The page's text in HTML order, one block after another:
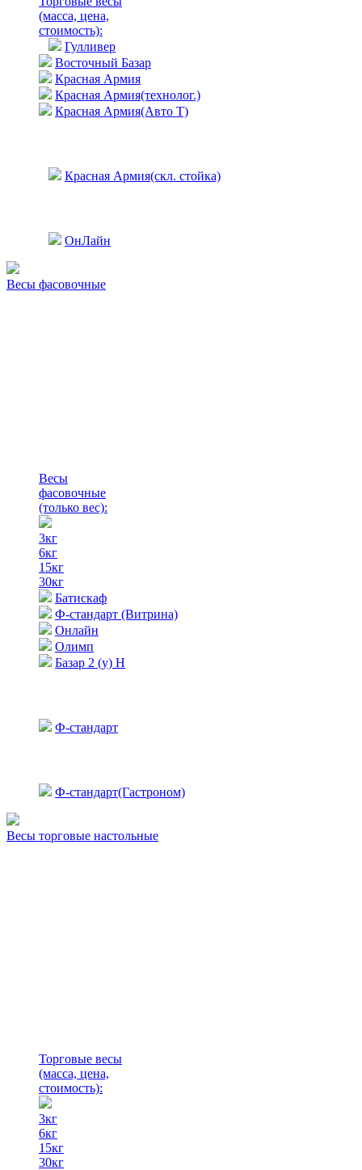
(масса, цена,
стоимость):
Гулливер
Восточный Базар
Красная Армия
Красная Армия(технолог.)
Красная Армия(Авто Т)
Красная Армия(скл. стойка)
ОнЛайн
Весы фасовочные
Весы
фасовочные
(только вес):
3кг
6кг
15кг
30кг
Батискаф
Ф-стандарт (Витрина)
Онлайн
Олимп
Базар 2 (у) Н
Ф-стандарт
Ф-стандарт(Гастроном)
Весы торговые настольные
Торговые весы
(масса, цена,
стоимость):
3кг
6кг
15кг
30кг